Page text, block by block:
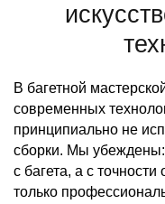
В багетной
современных
принципиально не
сборки. Мы
с багета, а с
только